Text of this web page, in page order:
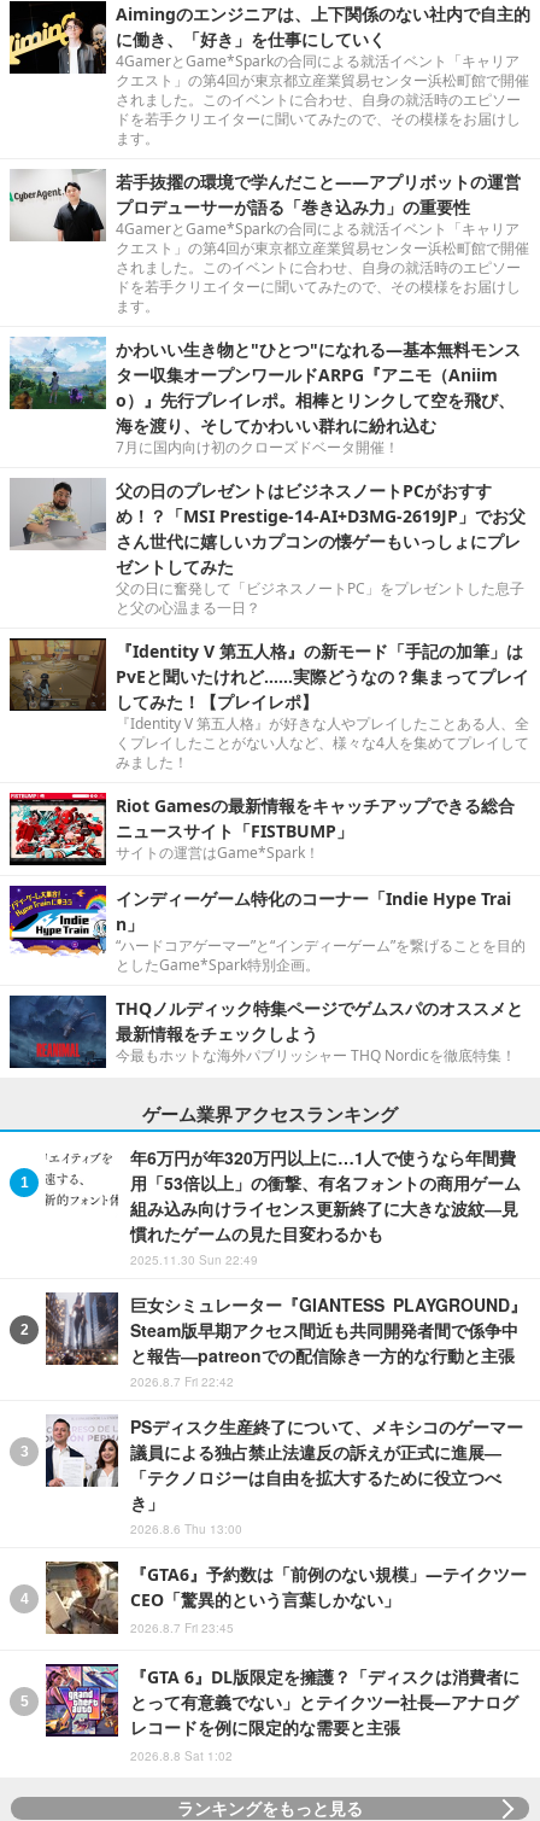
Aimingのエンジニアは、上下関係のない社内で自主的
に働き、「好き」を仕事にしていく
4GamerとGame*Sparkの合同による就活イベント「キャリア
クエスト」の第4回が東京都立産業貿易センター浜松町館で開催
されました。このイベントに合わせ、自身の就活時のエピソー
ドを若手クリエイターに聞いてみたので、その模様をお届けし
ます。
若手抜擢の環境で学んだこと――アプリボットの運営
プロデューサーが語る「巻き込み力」の重要性
4GamerとGame*Sparkの合同による就活イベント「キャリア
クエスト」の第4回が東京都立産業貿易センター浜松町館で開催
されました。このイベントに合わせ、自身の就活時のエピソー
ドを若手クリエイターに聞いてみたので、その模様をお届けし
ます。
かわいい生き物と"ひとつ"になれる―基本無料モンス
ター収集オープンワールドARPG『アニモ（Aniim
o）』先行プレイレポ。相棒とリンクして空を飛び、
海を渡り、そしてかわいい群れに紛れ込む
7月に国内向け初のクローズドベータ開催！
父の日のプレゼントはビジネスノートPCがおすす
め！？「MSI Prestige-14-AI+D3MG-2619JP」でお父
さん世代に嬉しいカプコンの懐ゲーもいっしょにプレ
ゼントしてみた
父の日に奮発して「ビジネスノートPC」をプレゼントした息子
と父の心温まる一日？
『Identity V 第五人格』の新モード「手記の加筆」は
PvEと聞いたけれど……実際どうなの？集まってプレイ
してみた！【プレイレポ】
『Identity V 第五人格』が好きな人やプレイしたことある人、全
くプレイしたことがない人など、様々な4人を集めてプレイして
みました！
Riot Gamesの最新情報をキャッチアップできる総合
ニュースサイト「FISTBUMP」
サイトの運営はGame*Spark！
インディーゲーム特化のコーナー「Indie Hype Trai
n」
“ハードコアゲーマー”と“インディーゲーム”を繋げることを目的
としたGame*Spark特別企画。
THQノルディック特集ページでゲムスパのオススメと
最新情報をチェックしよう
今最もホットな海外パブリッシャー THQ Nordicを徹底特集！
ゲーム業界アクセスランキング
年6万円が年320万円以上に…1人で使うなら年間費
用「53倍以上」の衝撃、有名フォントの商用ゲーム
組み込み向けライセンス更新終了に大きな波紋―見
慣れたゲームの見た目変わるかも
2025.11.30 Sun 22:49
巨女シミュレーター『GIANTESS PLAYGROUND』
Steam版早期アクセス間近も共同開発者間で係争中
と報告―patreonでの配信除き一方的な行動と主張
2026.8.7 Fri 22:42
PSディスク生産終了について、メキシコのゲーマー
議員による独占禁止法違反の訴えが正式に進展―
「テクノロジーは自由を拡大するために役立つべ
き」
2026.8.6 Thu 13:00
『GTA6』予約数は「前例のない規模」―テイクツー
CEO「驚異的という言葉しかない」
2026.8.7 Fri 23:45
『GTA 6』DL版限定を擁護？「ディスクは消費者に
とって有意義でない」とテイクツー社長―アナログ
レコードを例に限定的な需要と主張
2026.8.8 Sat 1:02
ランキングをもっと見る